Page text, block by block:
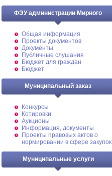
ФЭУ администрации Мирного
Общая информация
Проекты документов
Документы
Публичные слушания
Бюджет для граждан
Бюджет
Муниципальный заказ
Конкурсы
Котировки
Аукционы
Информация, документы
Проекты правовых актов о
нормировании в сфере закупок
Муниципальные услуги